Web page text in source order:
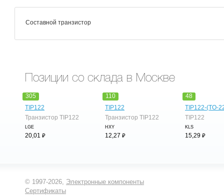
Составной транзистор
Позиции со склада в Москве
305
TIP122
Транзистор TIP122
LGE
20,01 ⃏
110
TIP122
Транзистор TIP122
HXY
12,27 ⃏
48
TIP122-(TO-
TIP122
KLS
15,29 ⃏
© 1997-2026, Электронные компоненты
Сертификаты